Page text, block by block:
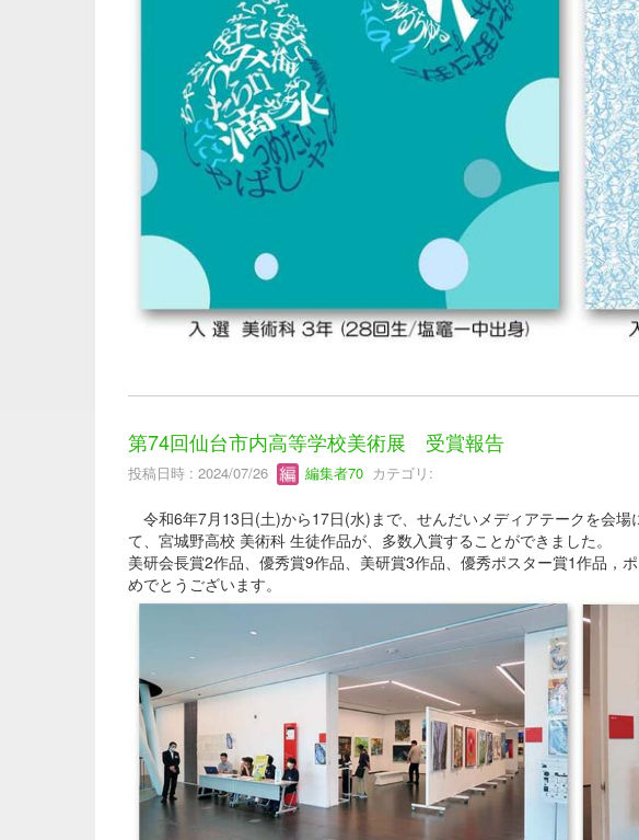
第74回仙台市内高等学校美術展 受賞報告
投稿日時 : 2024/07/26 編集者70 カテゴリ:
令和6年7月13日(土)から17日(水)まで、せんだいメディアテークを会
て、宮城野高校 美術科 生徒作品が、多数入賞することができました。
美研会長賞2作品、優秀賞9作品、美研賞3作品、優秀ポスター賞1作品，
めでとうございます。